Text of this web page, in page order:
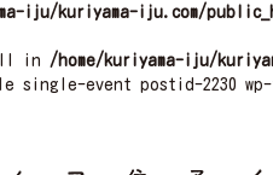
iju/kuriyama-iju.com/
in /home/kuriyama-iju/
single-event postid-2230